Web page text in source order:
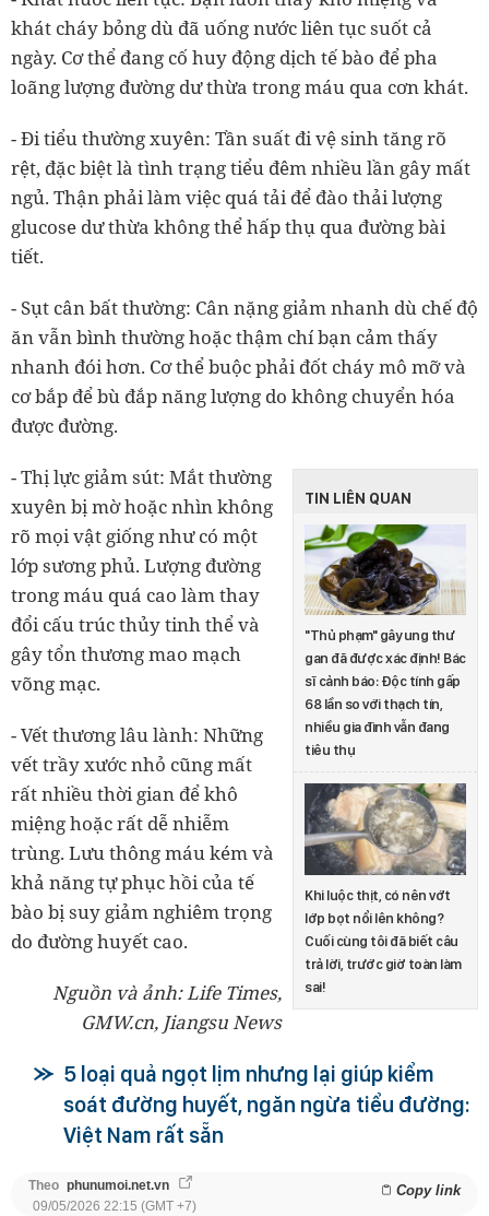
khát cháy bỏng dù đã uống nước liên tục suốt cả
ngày. Cơ thể đang cố huy động dịch tế bào để pha
loãng lượng đường dư thừa trong máu qua cơn khát.
- Đi tiểu thường xuyên: Tần suất đi vệ sinh tăng rõ
rệt, đặc biệt là tình trạng tiểu đêm nhiều lần gây mất
ngủ. Thận phải làm việc quá tải để đào thải lượng
glucose dư thừa không thể hấp thụ qua đường bài
tiết.
- Sụt cân bất thường: Cân nặng giảm nhanh dù chế độ
ăn vẫn bình thường hoặc thậm chí bạn cảm thấy
nhanh đói hơn. Cơ thể buộc phải đốt cháy mô mỡ và
cơ bắp để bù đắp năng lượng do không chuyển hóa
được đường.
TIN LIÊN QUAN
"Thủ phạm" gây ung thư
gan đã được xác định! Bác
sĩ cảnh báo: Độc tính gấp
68 lần so với thạch tín,
nhiều gia đình vẫn đang
tiêu thụ
Khi luộc thịt, có nên vớt
lớp bọt nổi lên không?
Cuối cùng tôi đã biết câu
trả lời, trước giờ toàn làm
sai!
- Thị lực giảm sút: Mắt thường
xuyên bị mờ hoặc nhìn không
rõ mọi vật giống như có một
lớp sương phủ. Lượng đường
trong máu quá cao làm thay
đổi cấu trúc thủy tinh thể và
gây tổn thương mao mạch
võng mạc.
- Vết thương lâu lành: Những
vết trầy xước nhỏ cũng mất
rất nhiều thời gian để khô
miệng hoặc rất dễ nhiễm
trùng. Lưu thông máu kém và
khả năng tự phục hồi của tế
bào bị suy giảm nghiêm trọng
do đường huyết cao.
Nguồn và ảnh: Life Times,
GMW.cn, Jiangsu News
5 loại quả ngọt lịm nhưng lại giúp kiểm
soát đường huyết, ngăn ngừa tiểu đường:
Việt Nam rất sẵn
Theo phunumoi.net.vn Copy link
09/05/2026 22:15 (GMT +7)